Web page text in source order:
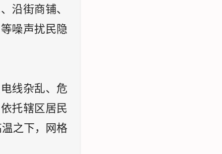
沿街商铺、
噪声扰民隐
线杂乱、危
托辖区居民
之下，网格